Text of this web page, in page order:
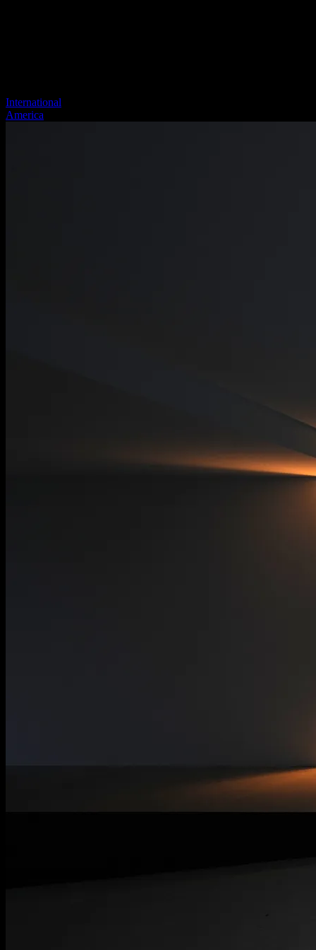
International
America